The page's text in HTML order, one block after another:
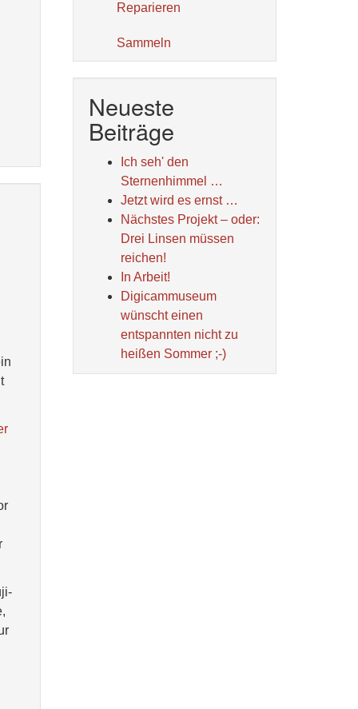
Reparieren
Sammeln
Neueste
Beiträge
Ich seh' den
Sternenhimmel …
Jetzt wird es ernst …
Nächstes Projekt – oder:
Drei Linsen müssen
reichen!
In Arbeit!
Digicammuseum
wünscht einen
entspannten nicht zu
heißen Sommer ;-)